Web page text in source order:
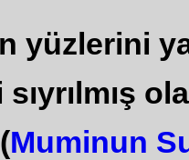
yüzlerini
Muminun